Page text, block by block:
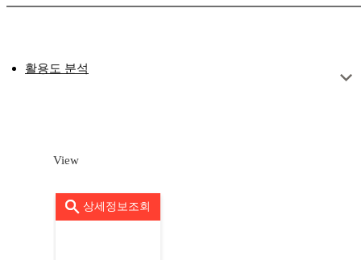
활용도 분석
View
상세정보조회